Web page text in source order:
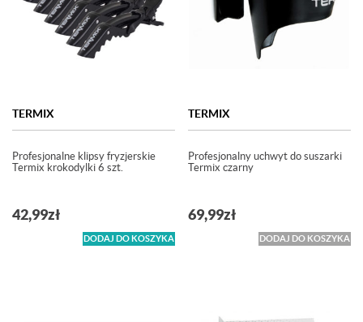
TERMIX
Profesjonalne klipsy fryzjerskie
Termix krokodylki 6 szt.
42,99zł
DODAJ DO KOSZYKA
TERMIX
Profesjonalny uchwyt do suszarki
Termix czarny
69,99zł
DODAJ DO KOSZYKA